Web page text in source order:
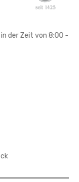
der Zeit von 8:00 -